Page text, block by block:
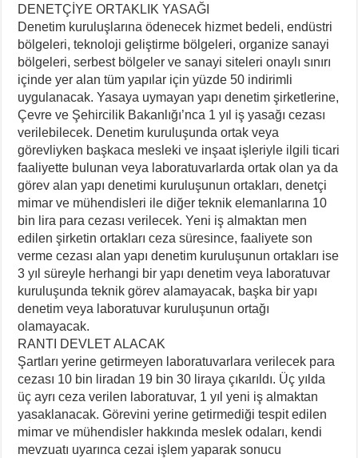
DENETÇİYE ORTAKLIK YASAĞI
Denetim kuruluşlarına ödenecek hizmet bedeli, endüstri
bölgeleri, teknoloji geliştirme bölgeleri, organize sanayi
bölgeleri, serbest bölgeler ve sanayi siteleri onaylı sınırı
içinde yer alan tüm yapılar için yüzde 50 indirimli
uygulanacak. Yasaya uymayan yapı denetim şirketlerine,
Çevre ve Şehircilik Bakanlığı’nca 1 yıl iş yasağı cezası
verilebilecek. Denetim kuruluşunda ortak veya
görevliyken başkaca mesleki ve inşaat işleriyle ilgili ticari
faaliyette bulunan veya laboratuvarlarda ortak olan ya da
görev alan yapı denetimi kuruluşunun ortakları, denetçi
mimar ve mühendisleri ile diğer teknik elemanlarına 10
bin lira para cezası verilecek. Yeni iş almaktan men
edilen şirketin ortakları ceza süresince, faaliyete son
verme cezası alan yapı denetim kuruluşunun ortakları ise
3 yıl süreyle herhangi bir yapı denetim veya laboratuvar
kuruluşunda teknik görev alamayacak, başka bir yapı
denetim veya laboratuvar kuruluşunun ortağı
olamayacak.
RANTI DEVLET ALACAK
Şartları yerine getirmeyen laboratuvarlara verilecek para
cezası 10 bin liradan 19 bin 30 liraya çıkarıldı. Üç yılda
üç ayrı ceza verilen laboratuvar, 1 yıl yeni iş almaktan
yasaklanacak. Görevini yerine getirmediği tespit edilen
mimar ve mühendisler hakkında meslek odaları, kendi
mevzuatı uyarınca cezai işlem yaparak sonucu